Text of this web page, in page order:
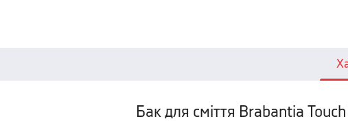
Бак для сміття Brabantia